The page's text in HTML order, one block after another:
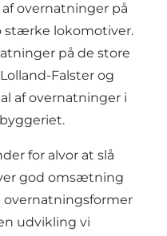
overnatninger på
stærke lokomotiver.
på de store
Falster og
af overnatninger i
for alvor at slå
god omsætning
overnatningsformer
udvikling vi